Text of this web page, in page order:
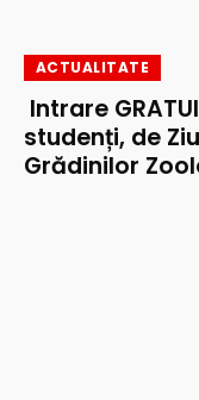
ACTUALITATE
Intrare
studenți, de
Grădinilor